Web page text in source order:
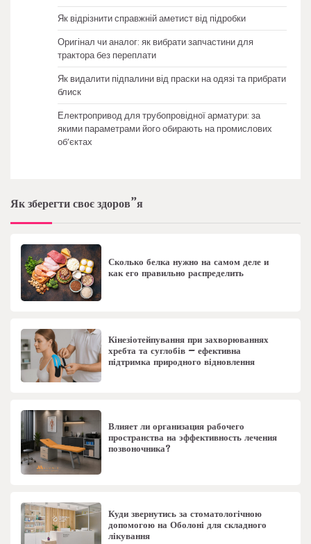
Як відрізнити справжній аметист від підробки
Оригінал чи аналог: як вибрати запчастини для
трактора без переплати
Як видалити підпалини від праски на одязі та прибрати
блиск
Електропривод для трубопровідної арматури: за
якими параметрами його обирають на промислових
об’єктах
Як зберегти своє здоров”я
Сколько белка нужно на самом деле и
как его правильно распределить
Кінезіотейпування при захворюваннях
хребта та суглобів – ефективна
підтримка природного відновлення
Влияет ли организация рабочего
пространства на эффективность лечения
позвоночника?
Куди звернутись за стоматологічною
допомогою на Оболоні для складного
лікування